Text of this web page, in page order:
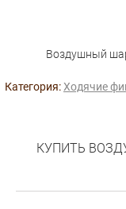
Воздушный
Категория:Ходячие
КУПИТЬ